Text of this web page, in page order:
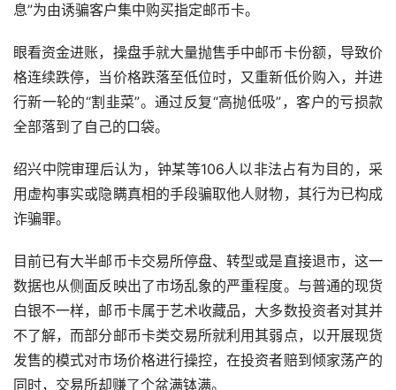
息”为由诱骗客户集中购买指定邮币卡。
眼看资金进账，操盘手就大量抛售手中邮币卡份额，导致价
格连续跌停，当价格跌落至低位时，又重新低价购入，并进
行新一轮的“割韭菜”。通过反复“高抛低吸”，客户的亏损款
全部落到了自己的口袋。
绍兴中院审理后认为，钟某等106人以非法占有为目的，采
用虚构事实或隐瞒真相的手段骗取他人财物，其行为已构成
诈骗罪。
目前已有大半邮币卡交易所停盘、转型或是直接退市，这一
数据也从侧面反映出了市场乱象的严重程度。与普通的现货
白银不一样，邮币卡属于艺术收藏品，大多数投资者对其并
不了解，而部分邮币卡类交易所就利用其弱点，以开展现货
发售的模式对市场价格进行操控，在投资者赔到倾家荡产的
同时，交易所却赚了个盆满钵满。